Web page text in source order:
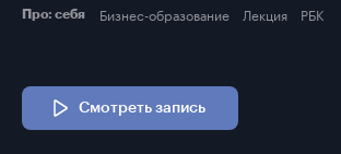
Про: себя Бизнес-образование Лекция РБК
Смотреть запись